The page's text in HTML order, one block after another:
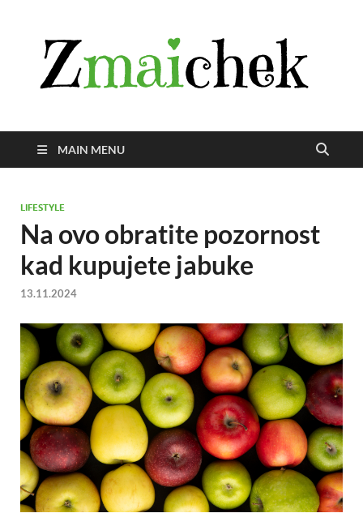
MAIN MENU
LIFESTYLE
Na ovo obratite pozornost
kad kupujete jabuke
13.11.2024